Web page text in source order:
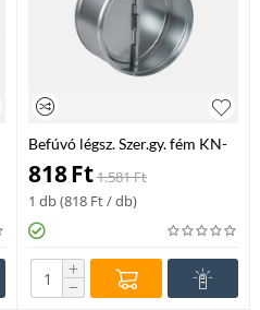
Befúvó légsz. Szer.gy. fém KN-
RM-125
818Ft1.581Ft
1 db (818 Ft/ db)
+
−